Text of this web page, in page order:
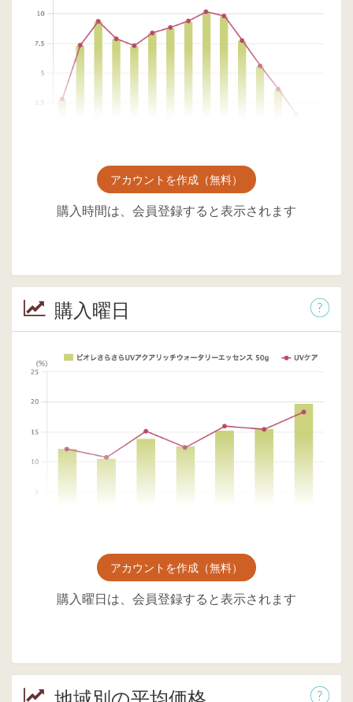
アカウントを作成（無料）
購入時間は、会員登録すると表示されます
購入曜日
アカウントを作成（無料）
購入曜日は、会員登録すると表示されます